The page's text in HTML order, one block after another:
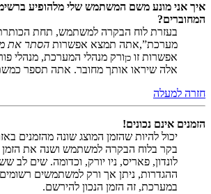
איך אני מונע משם המשתמש שלי מלהופיע
המחוברים?
בעזרת לוח הבקרה למשתמש, תחת
מערכת”,אתה תמצא אפשרות הסתר את
אפשרות זו כןורק מנהלי המערכת, מנהלי
אלה שיראו אותך מחובר. אתה תספר
חזרה למעלה
הזמנים אינם נכונים!
יכול להיות שהזמן המוצג שונה מהזמנים
בקר בלוח הבקרה למשתמש ושנה את הזמן
לונדון, פאריס, ניו יורק, וכדומה. שים לב
ההגדרות, ניתן אך ורק למשתמשים
במערכת, זה הזמן הנכון להירשם.